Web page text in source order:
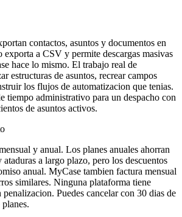
contactos, asuntos y documentos en
exporta a CSV y permite descargas masivas
hace lo mismo. El trabajo real de
estructuras de asuntos, recrear campos
los flujos de automatizacion que tenias.
tiempo administrativo para un despacho con
de asuntos activos.
y anual. Los planes anuales ahorran
a largo plazo, pero los descuentos
anual. MyCase tambien factura mensual
similares. Ninguna plataforma tiene
penalizacion. Puedes cancelar con 30 dias de